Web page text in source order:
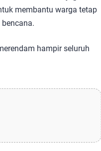
membantu warga tetap
hampir seluruh